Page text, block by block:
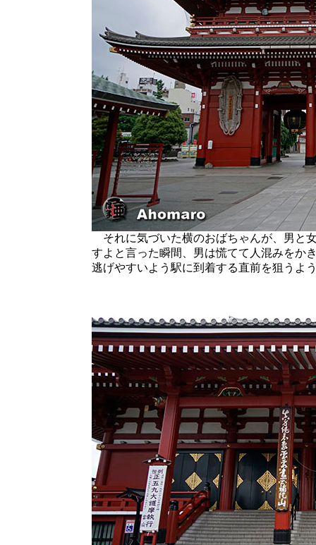
それに気づいた横のおばちゃんが、男と
すよと言った瞬間、男は慌てて人混みをか
逃げやすいよう駅に到着する直前を狙うよ